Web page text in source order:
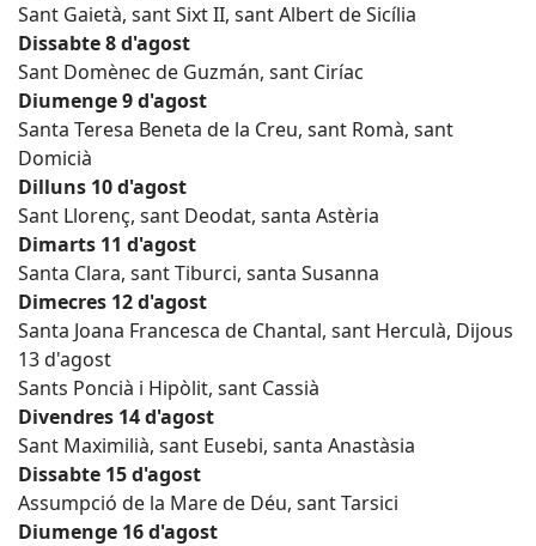
Sant Gaietà, sant Sixt II, sant Albert de Sicília
Dissabte 8 d'agost
Sant Domènec de Guzmán, sant Ciríac
Diumenge 9 d'agost
Santa Teresa Beneta de la Creu, sant Romà, sant
Domicià
Dilluns 10 d'agost
Sant Llorenç, sant Deodat, santa Astèria
Dimarts 11 d'agost
Santa Clara, sant Tiburci, santa Susanna
Dimecres 12 d'agost
Santa Joana Francesca de Chantal, sant Herculà, Dijous
13 d'agost
Sants Poncià i Hipòlit, sant Cassià
Divendres 14 d'agost
Sant Maximilià, sant Eusebi, santa Anastàsia
Dissabte 15 d'agost
Assumpció de la Mare de Déu, sant Tarsici
Diumenge 16 d'agost